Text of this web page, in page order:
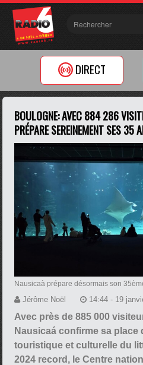
DIRECT
BOULOGNE: AVEC 884 286
PRÉPARE SEREINEMENT SES 35
Nausicaà prépare désormais son
Jérôme Noël 14:44 - 19
Avec près de 885 000
Nausicaá confirme sa place
touristique et culturelle du
2024 record, le Centre